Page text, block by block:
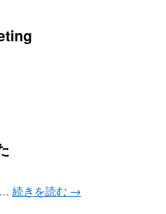
続きを読む →